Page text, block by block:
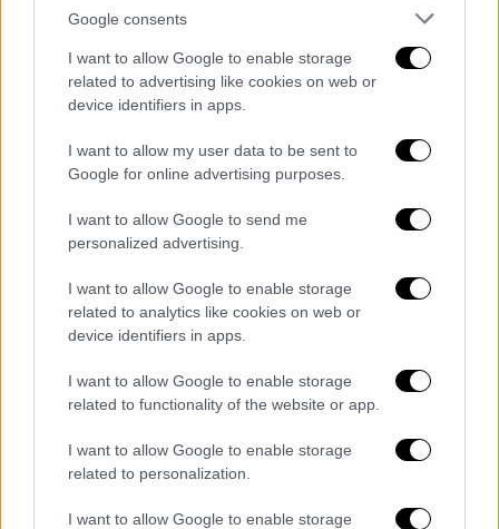
Google consents
I want to allow Google to enable storage
related to advertising like cookies on web or
device identifiers in apps.
I want to allow my user data to be sent to
Google for online advertising purposes.
I want to allow Google to send me
personalized advertising.
I want to allow Google to enable storage
related to analytics like cookies on web or
device identifiers in apps.
I want to allow Google to enable storage
related to functionality of the website or app.
I want to allow Google to enable storage
related to personalization.
I want to allow Google to enable storage
Κόσμος|18.09.2023 20:43
BFMTV: Ασφυξία η αιτία θανάτου της
Ελληνίδας που πέθανε από αλλαντίαση
στο Μπορντό
Ωστόσο, οι τοξικολογικές εξετάσεις
βρίσκονται σε εξέλιξη και ενδέχεται να
επιβεβαιώσουν οριστικά την ανάλυση